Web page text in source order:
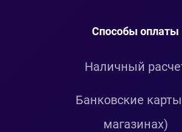
Способы оплаты
Наличный
Банковские
магазинах)